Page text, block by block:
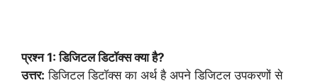
प्रश्न 1: डिजिटल डिटॉक्स क्या है?
उत्तर: डिजिटल डिटॉक्स का अर्थ है अपने डिजिटल उपकरणों से